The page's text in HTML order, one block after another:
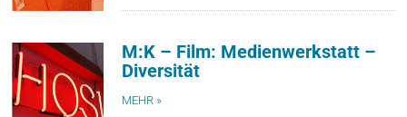
M:K – Film: Medienwerkstatt –
Diversität
MEHR »